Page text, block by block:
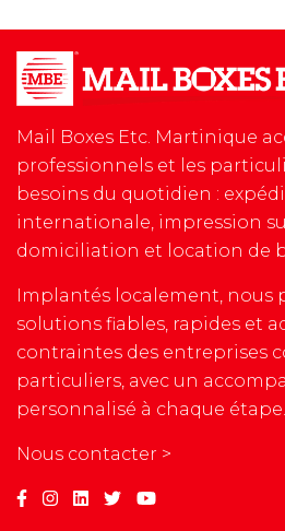
Mail Boxes Etc. Martinique
professionnels et les
besoins du quotidien :
internationale, impression
domiciliation et location de
Implantés localement, nous
solutions fiables, rapides et
contraintes des entreprises
particuliers, avec un
personnalisé à chaque étape.
Nous contacter >